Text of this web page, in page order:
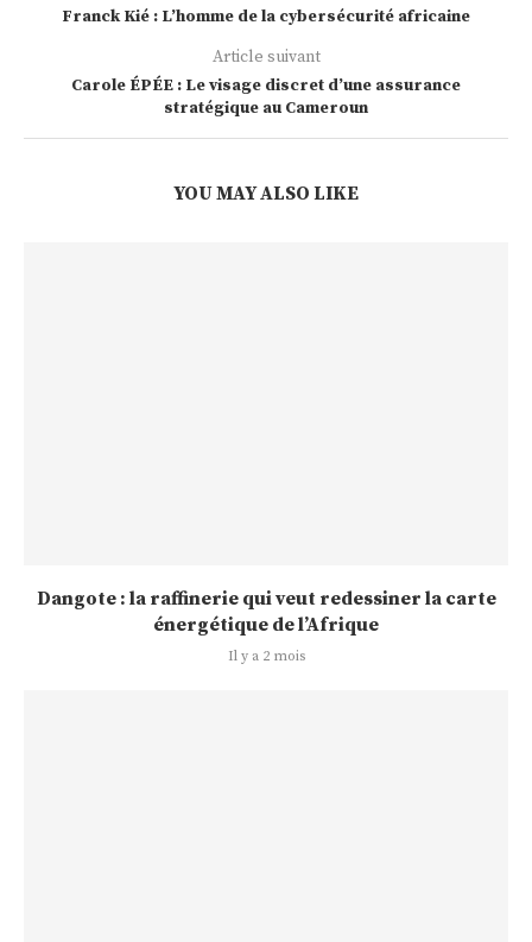
Franck Kié : L’homme de la cybersécurité africaine
Article suivant
Carole ÉPÉE : Le visage discret d’une assurance
stratégique au Cameroun
YOU MAY ALSO LIKE
Dangote : la raffinerie qui veut redessiner la carte
énergétique de l’Afrique
Il y a 2 mois